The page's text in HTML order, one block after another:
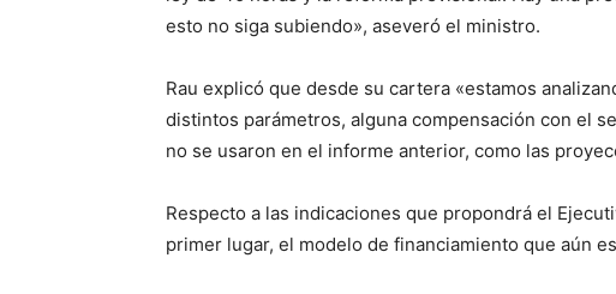
esto no siga subiendo», aseveró el ministro.
Rau explicó que desde su cartera «estamos
distintos parámetros, alguna compensación con el
no se usaron en el informe anterior, como las
Respecto a las indicaciones que propondrá el
primer lugar, el modelo de financiamiento que aún